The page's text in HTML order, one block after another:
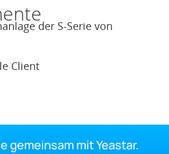
der S-Serie von
Client
gemeinsam mit Yeastar.